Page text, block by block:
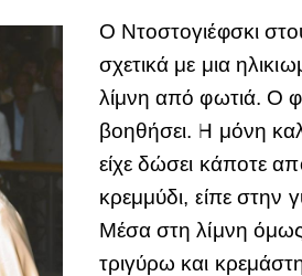
Ο Ντοστογιέφσκι
σχετικά με μια
λίμνη από φωτιά. Ο
βοηθήσει. Η μόνη
είχε δώσει κάποτε
κρεμμύδι, είπε στην
Μέσα στη λίμνη όμως
τριγύρω και